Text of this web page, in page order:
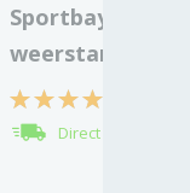
Sportbay®
Direct leverbaar